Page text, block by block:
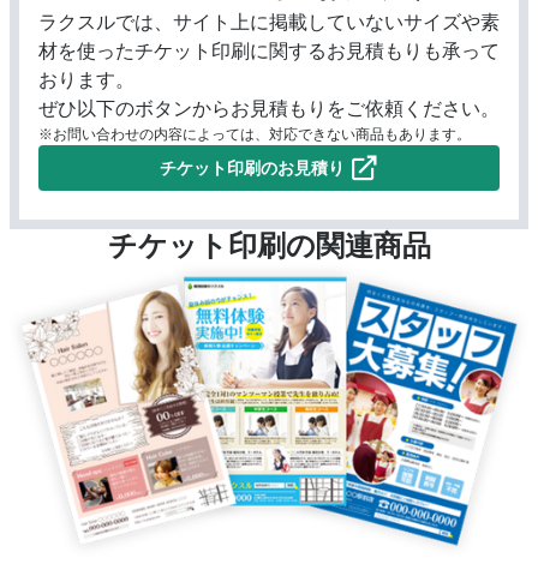
ラクスルでは、サイト上に掲載していないサイズや素
材を使ったチケット印刷に関するお見積もりも承って
おります。
ぜひ以下のボタンからお見積もりをご依頼ください。
※お問い合わせの内容によっては、対応できない商品もあります。
チケット印刷のお見積り
チケット印刷の関連商品